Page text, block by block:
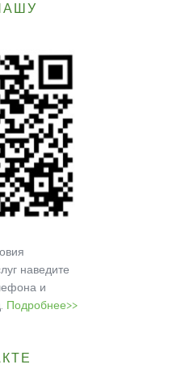
наведите
и
Подробнее>>